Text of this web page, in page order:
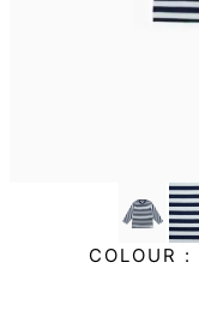
COLOUR :